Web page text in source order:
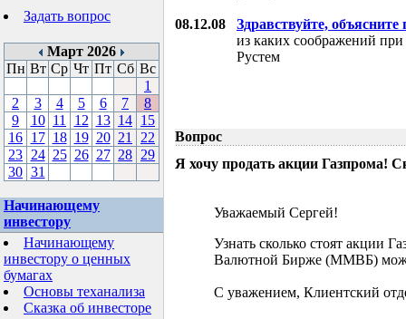
Задать вопрос
Март 2026
Пн Вт Ср Чт Пт Сб Вс
1
2
3 4 5 6 7
8
9
10 11 12 13 14 15
16 17 18 19 20 21
22
23 24 25 26 27 28 29
30 31
Начинающему
инвестору
Начинающему
инвестору о ценных
бумагах
Основы теханализа
Сказка об инвесторе
08.12.08
Здравствуйте, объясните
из каких соображений
Рустем
Вопрос
Я хочу продать акции Газпрома!
Уважаемый Сергей!
Узнать сколько стоят акции
Валютной Бирже (ММВБ)
С уважением, Клиентский